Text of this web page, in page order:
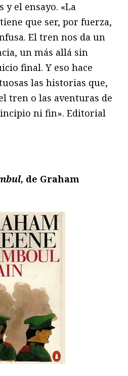
el ensayo. «La
que ser, por fuerza,
El tren nos da un
un más allá sin
final. Y eso hace
las historias que,
tren o las aventuras de
ni fin». Editorial
de Graham